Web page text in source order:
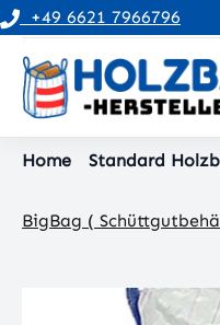
Zur
+49 6621 7966796
Home Standard
BigBag (